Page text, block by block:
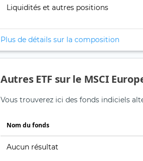
Liquidités et autres positions
Plus de détails sur la composition
Autres ETF sur le MSCI
Vous trouverez ici des fonds indiciels
Nom du fonds
Aucun résultat